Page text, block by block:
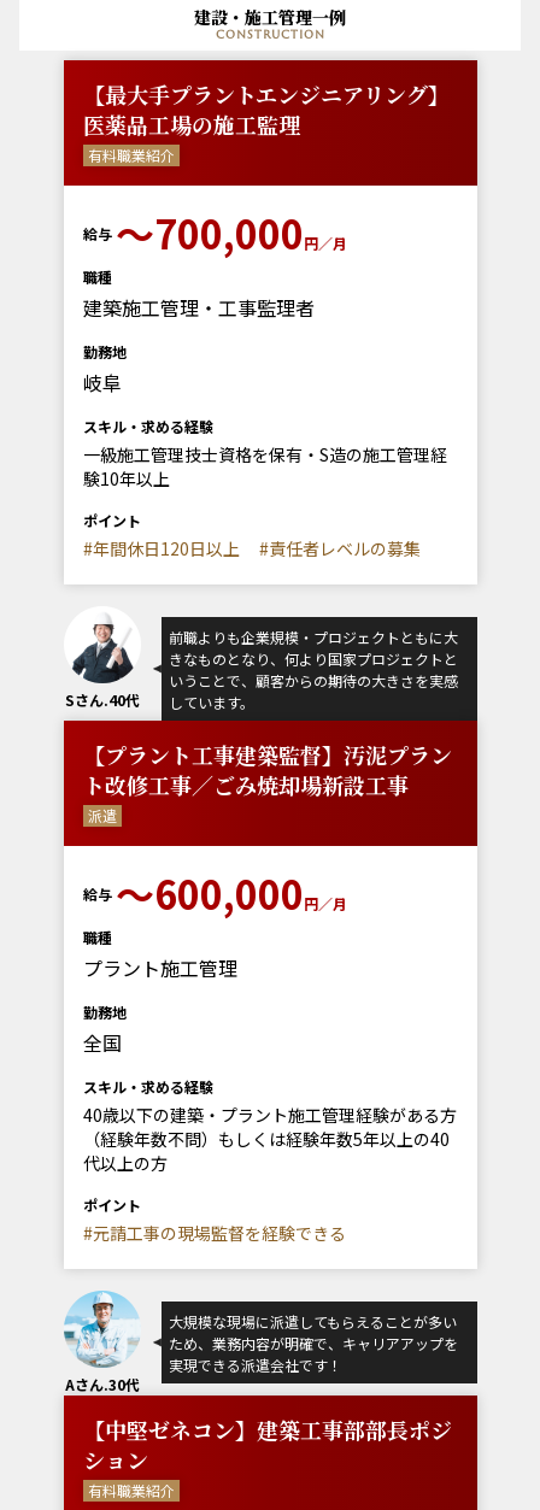
建設・施工管理一例
construction
【最大手プラントエンジニアリング】
医薬品工場の施工監理
有料職業紹介
給与 〜700,000円／月
職種
建築施工管理・工事監理者
勤務地
岐阜
スキル・求める経験
一級施工管理技士資格を保有・S造の施工管理経
験10年以上
ポイント
#年間休日120日以上 #責任者レベルの募集
Sさん.40代
前職よりも企業規模・プロジェクトともに大
きなものとなり、何より国家プロジェクトと
いうことで、顧客からの期待の大きさを実感
しています。
【プラント工事建築監督】汚泥プラン
ト改修工事／ごみ焼却場新設工事
派遣
給与 ～600,000円／月
職種
プラント施工管理
勤務地
全国
スキル・求める経験
40歳以下の建築・プラント施工管理経験がある方
（経験年数不問）もしくは経験年数5年以上の40
代以上の方
ポイント
#元請工事の現場監督を経験できる
Aさん.30代
大規模な現場に派遣してもらえることが多い
ため、業務内容が明確で、キャリアアップを
実現できる派遣会社です！
【中堅ゼネコン】建築工事部部長ポジ
ション
有料職業紹介